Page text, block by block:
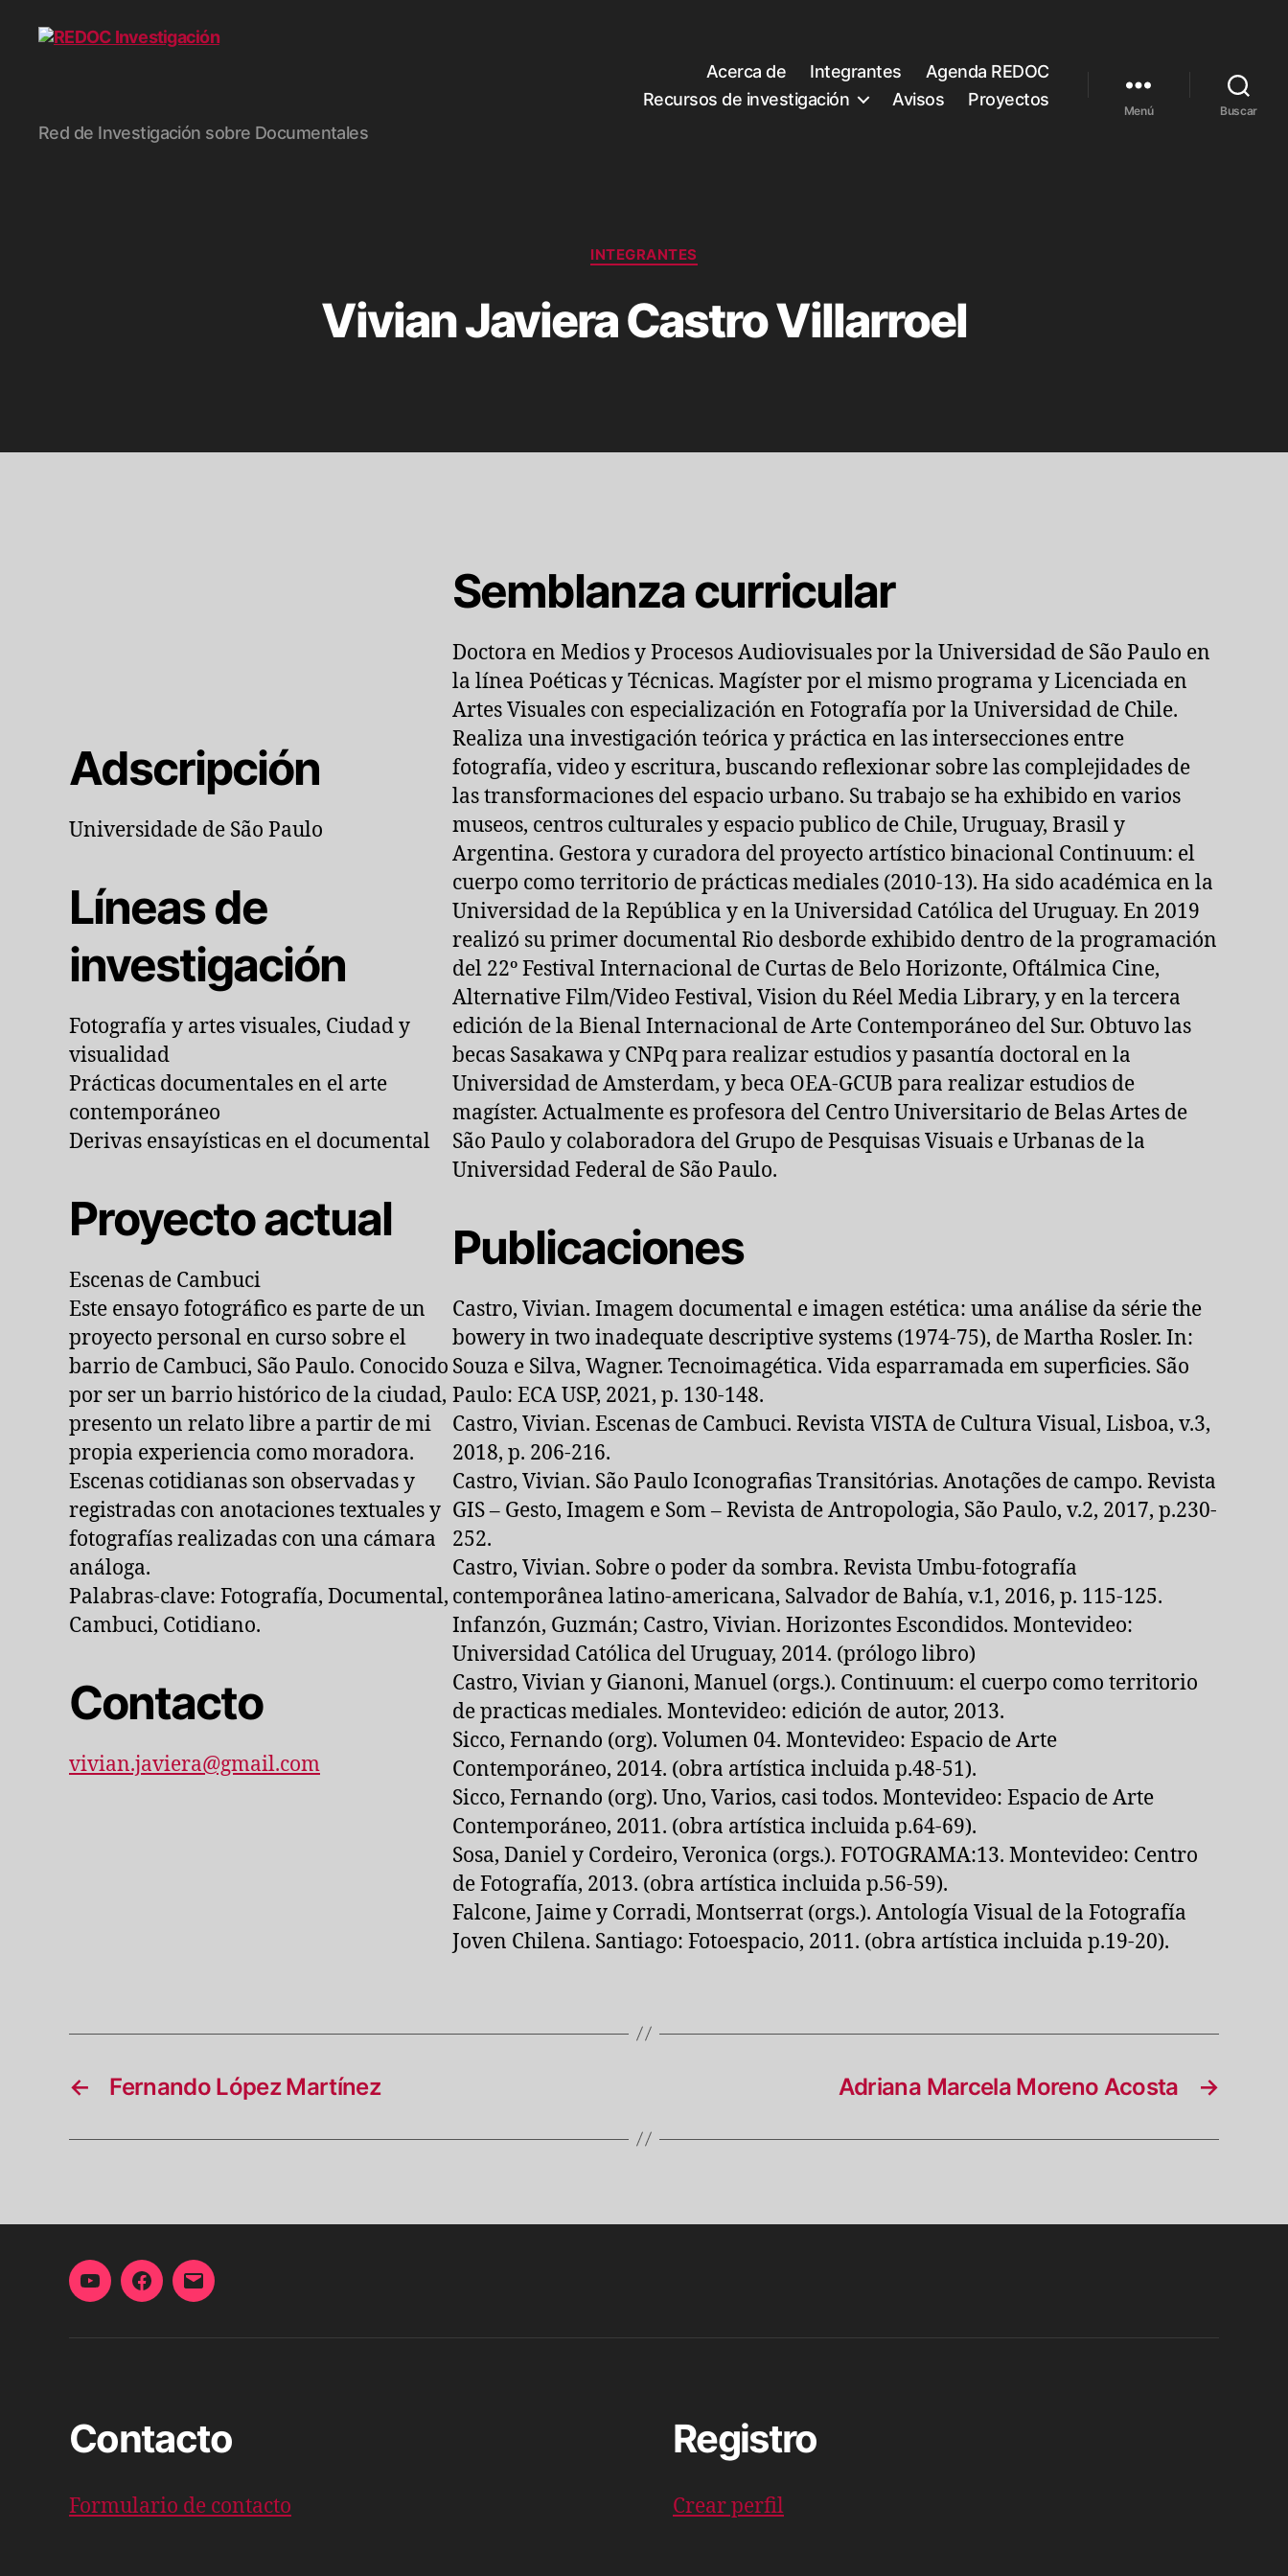
REDOC
Investigación
Red de Investigación sobre Documentales
Acerca de Integrantes
Agenda REDOC
Recursos de investigación
Avisos Proyectos
Menú Buscar
Categorías
INTEGRANTES
Vivian Javiera Castro Villarroel
Adscripción
Universidade de São Paulo
Líneas de
investigación
Fotografía y artes visuales, Ciudad y
visualidad
Prácticas documentales en el arte
contemporáneo
Derivas ensayísticas en el documental
Proyecto actual
Escenas de Cambuci
Este ensayo fotográfico es parte de un
proyecto personal en curso sobre el
barrio de Cambuci, São Paulo. Conocido
por ser un barrio histórico de la ciudad,
presento un relato libre a partir de mi
propia experiencia como moradora.
Escenas cotidianas son observadas y
registradas con anotaciones textuales y
fotografías realizadas con una cámara
análoga.
Palabras-clave: Fotografía, Documental,
Cambuci, Cotidiano.
Contacto
vivian.javiera@gmail.com
Semblanza curricular
Doctora en Medios y Procesos Audiovisuales por la Universidad de São Paulo en
la línea Poéticas y Técnicas. Magíster por el mismo programa y Licenciada en
Artes Visuales con especialización en Fotografía por la Universidad de Chile.
Realiza una investigación teórica y práctica en las intersecciones entre
fotografía, video y escritura, buscando reflexionar sobre las complejidades de
las transformaciones del espacio urbano. Su trabajo se ha exhibido en varios
museos, centros culturales y espacio publico de Chile, Uruguay, Brasil y
Argentina. Gestora y curadora del proyecto artístico binacional Continuum: el
cuerpo como territorio de prácticas mediales (2010-13). Ha sido académica en la
Universidad de la República y en la Universidad Católica del Uruguay. En 2019
realizó su primer documental Rio desborde exhibido dentro de la programación
del 22º Festival Internacional de Curtas de Belo Horizonte, Oftálmica Cine,
Alternative Film/Video Festival, Vision du Réel Media Library, y en la tercera
edición de la Bienal Internacional de Arte Contemporáneo del Sur. Obtuvo las
becas Sasakawa y CNPq para realizar estudios y pasantía doctoral en la
Universidad de Amsterdam, y beca OEA-GCUB para realizar estudios de
magíster. Actualmente es profesora del Centro Universitario de Belas Artes de
São Paulo y colaboradora del Grupo de Pesquisas Visuais e Urbanas de la
Universidad Federal de São Paulo.
Publicaciones
Castro, Vivian. Imagem documental e imagen estética: uma análise da série the
bowery in two inadequate descriptive systems (1974-75), de Martha Rosler. In:
Souza e Silva, Wagner. Tecnoimagética. Vida esparramada em superficies. São
Paulo: ECA USP, 2021, p. 130-148.
Castro, Vivian. Escenas de Cambuci. Revista VISTA de Cultura Visual, Lisboa, v.3,
2018, p. 206-216.
Castro, Vivian. São Paulo Iconografias Transitórias. Anotações de campo. Revista
GIS – Gesto, Imagem e Som – Revista de Antropologia, São Paulo, v.2, 2017, p.230-
252.
Castro, Vivian. Sobre o poder da sombra. Revista Umbu-fotografía
contemporânea latino-americana, Salvador de Bahía, v.1, 2016, p. 115-125.
Infanzón, Guzmán; Castro, Vivian. Horizontes Escondidos. Montevideo:
Universidad Católica del Uruguay, 2014. (prólogo libro)
Castro, Vivian y Gianoni, Manuel (orgs.). Continuum: el cuerpo como territorio
de practicas mediales. Montevideo: edición de autor, 2013.
Sicco, Fernando (org). Volumen 04. Montevideo: Espacio de Arte
Contemporáneo, 2014. (obra artística incluida p.48-51).
Sicco, Fernando (org). Uno, Varios, casi todos. Montevideo: Espacio de Arte
Contemporáneo, 2011. (obra artística incluida p.64-69).
Sosa, Daniel y Cordeiro, Veronica (orgs.). FOTOGRAMA:13. Montevideo: Centro
de Fotografía, 2013. (obra artística incluida p.56-59).
Falcone, Jaime y Corradi, Montserrat (orgs.). Antología Visual de la Fotografía
Joven Chilena. Santiago: Fotoespacio, 2011. (obra artística incluida p.19-20).
← Fernando López Martínez →
Adriana Marcela Moreno Acosta
YouTubeFacebookCorreo
Contacto
Formulario de contacto
Registro
Crear perfil